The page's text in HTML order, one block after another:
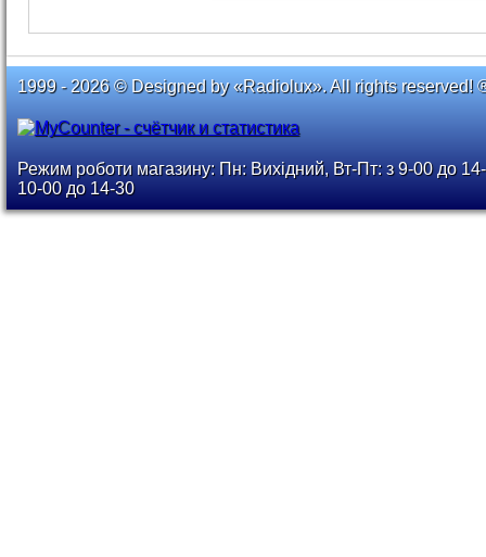
1999 - 2026 © Designed by «Radiolux». All rights reserved!
Режим роботи магазину: Пн: Вихідний, Вт-Пт: з 9-00 до
10-00 до 14-30